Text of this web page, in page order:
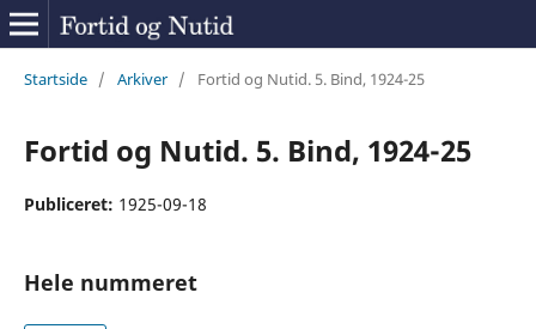
Startside / Arkiver / Fortid og Nutid. 5. Bind, 1924-25
Fortid og Nutid. 5. Bind, 1924-25
Publiceret: 1925-09-18
Hele nummeret